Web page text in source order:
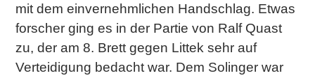
mit dem einvernehmlichen Handschlag. Etwas
forscher ging es in der Partie von Ralf Quast
zu, der am 8. Brett gegen Littek sehr auf
Verteidigung bedacht war. Dem Solinger war